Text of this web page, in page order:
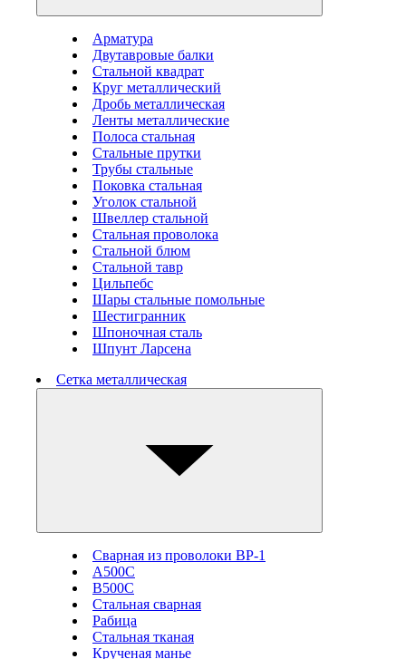
Арматура
Двутавровые балки
Стальной квадрат
Круг металлический
Дробь металлическая
Ленты металлические
Полоса стальная
Стальные прутки
Трубы стальные
Поковка стальная
Уголок стальной
Швеллер стальной
Стальная проволока
Стальной блюм
Стальной тавр
Цильпебс
Шары стальные помольные
Шестигранник
Шпоночная сталь
Шпунт Ларсена
Сетка металлическая
Сварная из проволоки ВР-1
А500С
В500С
Стальная сварная
Рабица
Стальная тканая
Крученая манье